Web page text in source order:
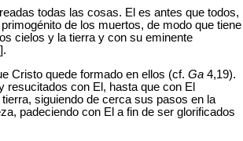
todas las cosas. El es antes que todos,
de los muertos, de modo que tiene
cielos y la tierra y con su eminente
].
Cristo quede formado en ellos (cf. Ga 4,19).
con El, hasta que con El
siguiendo de cerca sus pasos en la
padeciendo con El a fin de ser glorificados